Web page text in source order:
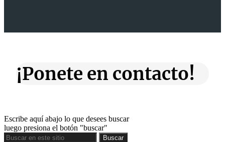
¡Ponete en contacto!
Escribe aquí abajo lo que desees buscar
luego presiona el botón "buscar"
Buscar
Buscar